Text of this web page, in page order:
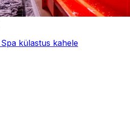
külastus kahele